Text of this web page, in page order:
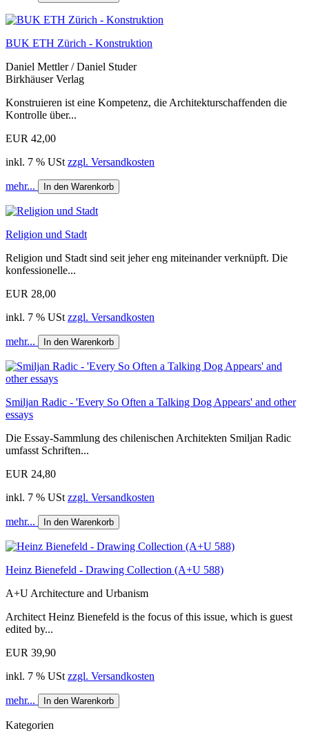
BUK ETH Zürich - Konstruktion
Daniel Mettler / Daniel Studer
Birkhäuser Verlag
Konstruieren ist eine Kompetenz, die Architekturschaffenden die
Kontrolle über...
EUR 42,00
inkl. 7 % USt zzgl. Versandkosten
mehr... In den Warenkorb
Religion und Stadt
Religion und Stadt sind seit jeher eng miteinander verknüpft. Die
konfessionelle...
EUR 28,00
inkl. 7 % USt zzgl. Versandkosten
mehr... In den Warenkorb
Smiljan Radic - 'Every So Often a Talking Dog Appears' and other
essays
Die Essay-Sammlung des chilenischen Architekten Smiljan Radic
umfasst Schriften...
EUR 24,80
inkl. 7 % USt zzgl. Versandkosten
mehr... In den Warenkorb
Heinz Bienefeld - Drawing Collection (A+U 588)
A+U Architecture and Urbanism
Architect Heinz Bienefeld is the focus of this issue, which is guest
edited by...
EUR 39,90
inkl. 7 % USt zzgl. Versandkosten
mehr... In den Warenkorb
Kategorien